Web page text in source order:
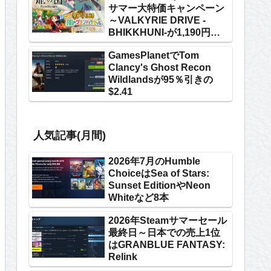
サマー大特価キャンペーン
～VALKYRIE DRIVE -
BHIKKHUNI-が1,190円な
ど
GamesPlanetでTom
Clancy's Ghost Recon
Wildlandsが95％引きの
$2.41
人気記事(月間)
2026年7月のHumble
ChoiceはSea of Stars:
Sunset EditionやNeon
Whiteなど8本
2026年Steamサマーセール
最終日～日本での売上1位
はGRANBLUE FANTASY:
Relink